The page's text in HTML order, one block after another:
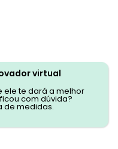
virtual
ele te dará a melhor
com dúvida?
de medidas.